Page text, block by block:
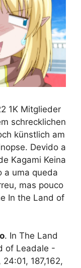
1K Mitglieder
schrecklichen
künstlich am
Devido a
Kagami Keina
a uma queda
mas pouco
In the Land of
. In The Land
of Leadale -
187,162,